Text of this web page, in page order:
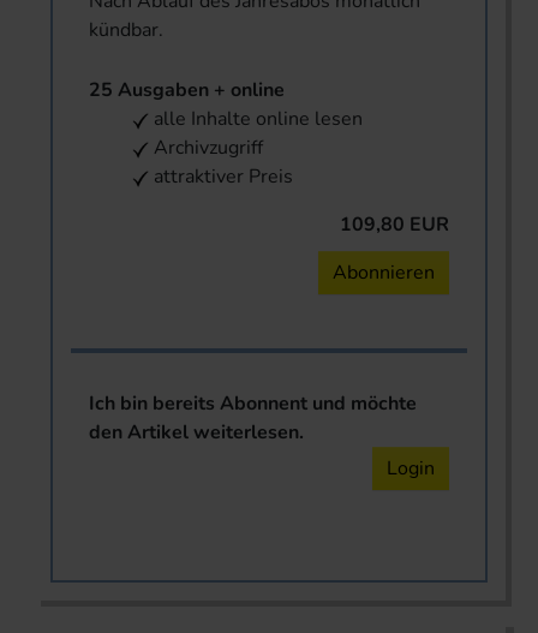
kündbar.
25 Ausgaben + online
alle Inhalte online lesen
Archivzugriff
attraktiver Preis
109,80 EUR
Abonnieren
Ich bin bereits Abonnent und möchte
den Artikel weiterlesen.
Login